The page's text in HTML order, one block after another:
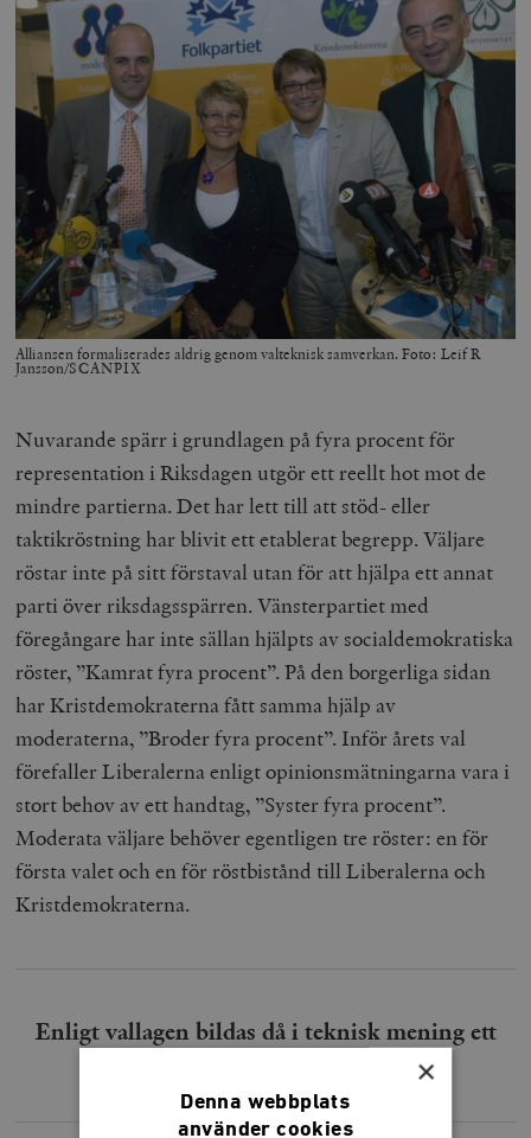
Alliansen formaliserades aldrig genom valteknisk samverkan. Foto: Leif R
Jansson/SCANPIX
Nuvarande spärr i grundlagen på fyra procent för
representation i Riksdagen utgör ett reellt hot mot de
mindre partierna. Det har lett till att stöd- eller
taktikröstning har blivit ett etablerat begrepp. Väljare
röstar inte på sitt förstaval utan för att hjälpa ett annat
parti över riksdagsspärren. Vänsterpartiet med
föregångare har inte sällan hjälpts av socialdemokratiska
röster, ”Kamrat fyra procent”. På den borgerliga sidan
har Kristdemokraterna fått samma hjälp av
moderaterna, ”Broder fyra procent”. Inför årets val
förefaller Liberalerna enligt opinionsmätningarna vara i
stort behov av ett handtag, ”Syster fyra procent”.
Moderata väljare behöver egentligen tre röster: en för
första valet och en för röstbistånd till Liberalerna och
Kristdemokraterna.
Enligt vallagen bildas då i teknisk mening ett
×
Denna webbplats
använder cookies